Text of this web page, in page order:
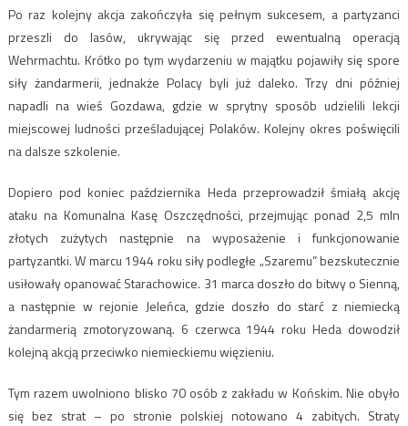
Po raz kolejny akcja zakończyła się pełnym sukcesem, a partyzanci
przeszli do lasów, ukrywając się przed ewentualną operacją
Wehrmachtu. Krótko po tym wydarzeniu w majątku pojawiły się spore
siły żandarmerii, jednakże Polacy byli już daleko. Trzy dni później
napadli na wieś Gozdawa, gdzie w sprytny sposób udzielili lekcji
miejscowej ludności prześladującej Polaków. Kolejny okres poświęcili
na dalsze szkolenie.
Dopiero pod koniec października Heda przeprowadził śmiałą akcję
ataku na Komunalna Kasę Oszczędności, przejmując ponad 2,5 mln
złotych zużytych następnie na wyposażenie i funkcjonowanie
partyzantki. W marcu 1944 roku siły podległe „Szaremu” bezskutecznie
usiłowały opanować Starachowice. 31 marca doszło do bitwy o Sienną,
a następnie w rejonie Jeleńca, gdzie doszło do starć z niemiecką
żandarmerią zmotoryzowaną. 6 czerwca 1944 roku Heda dowodził
kolejną akcją przeciwko niemieckiemu więzieniu.
Tym razem uwolniono blisko 70 osób z zakładu w Końskim. Nie obyło
się bez strat – po stronie polskiej notowano 4 zabitych. Straty